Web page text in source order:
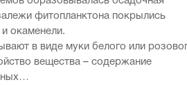
фитопланктона покрылись
окаменели.
в виде муки белого или
вещества – содержание